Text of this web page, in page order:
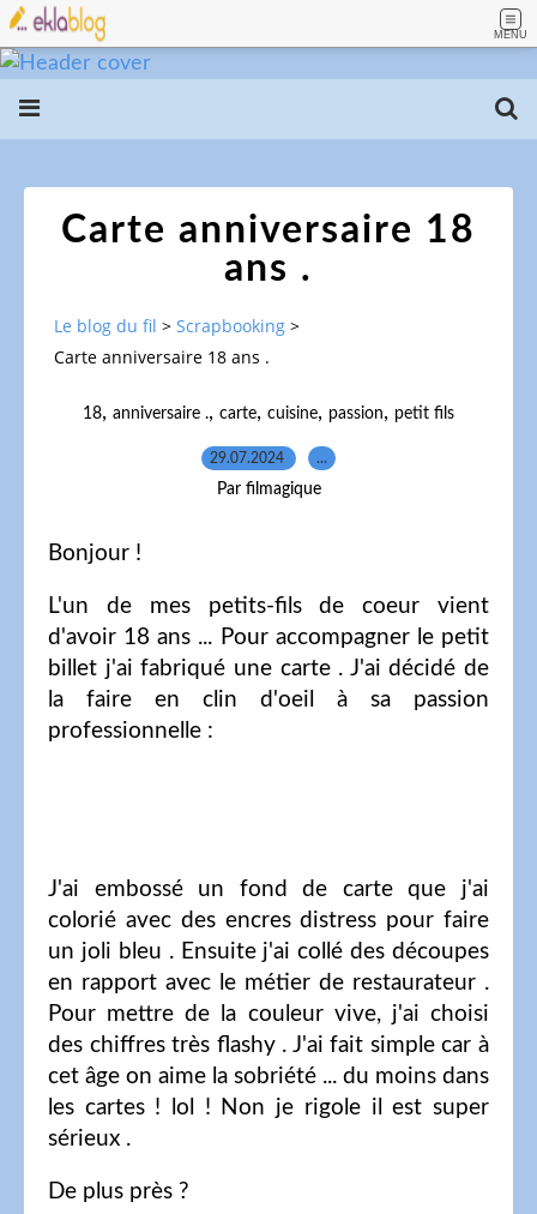
MENU
Carte anniversaire 18
ans .
Le blog du fil > Scrapbooking >
Carte anniversaire 18 ans .
18, anniversaire ., carte, cuisine, passion, petit fils
29.07.2024 …
Par filmagique
Bonjour !
L'un de mes petits-fils de coeur vient
d'avoir 18 ans ... Pour accompagner le petit
billet j'ai fabriqué une carte . J'ai décidé de
la faire en clin d'oeil à sa passion
professionnelle :
J'ai embossé un fond de carte que j'ai
colorié avec des encres distress pour faire
un joli bleu . Ensuite j'ai collé des découpes
en rapport avec le métier de restaurateur .
Pour mettre de la couleur vive, j'ai choisi
des chiffres très flashy . J'ai fait simple car à
cet âge on aime la sobriété ... du moins dans
les cartes ! lol ! Non je rigole il est super
sérieux .
De plus près ?